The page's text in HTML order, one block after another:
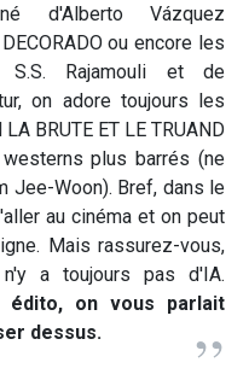
d'Alberto Vázquez
ou encore les
S.S. Rajamouli et de
on adore toujours les
BRUTE ET LE TRUAND
plus barrés (ne
Jee-Woon). Bref, dans le
au cinéma et on peut
Mais rassurez-vous,
a toujours pas d'IA.
édito, on vous parlait
dessus.